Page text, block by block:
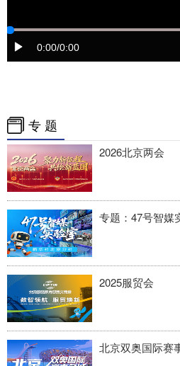
0:00/0:00
专 题
2026北京两会
专题：47号智媒
2025服贸会
北京双奥国际赛